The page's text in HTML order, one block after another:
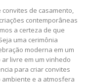
de casamento,
contemporâneas
a certeza de que
uma cerimônia
moderna em um
livre em um vinhedo
para criar convites
e a atmosfera